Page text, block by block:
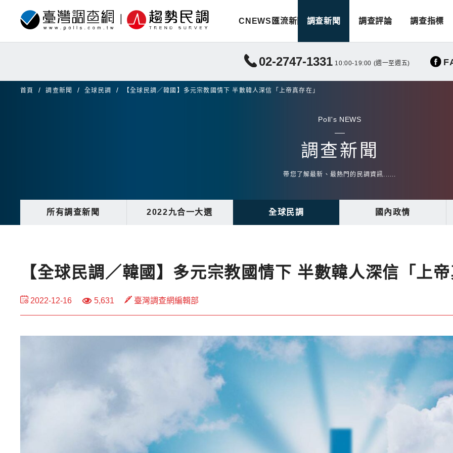
CNEWS匯流新聞 調查新聞 調查評論 調查指標
02-2747-1331 10:00-19:00 (週一至週五)
首頁 調查新聞 全球民調 【全球民調／韓國】多元宗教國情下 半數韓人深信「上帝真存在」
Poll's NEWS
調查新聞
帶您了解最新、最熱門的民調資訊......
所有調查新聞 2022九合一大選 全球民調 國內政情
【全球民調／韓國】多元宗教國情下 半數韓人深信「上
2022-12-16 5,631 臺灣調查網編輯部